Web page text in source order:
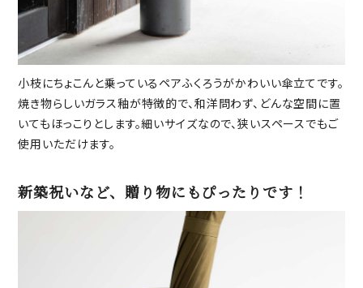
小枝にちょこんと乗っているペアふくろうがかわいい傘立てです。
焼き物らしいガラス釉が特徴的で、和洋問わず、どんな空間に置
いてもほっこりとします。細いサイズなので、狭いスペースでもご
使用いただけます。
新築祝いなど、贈り物にもぴったりです！